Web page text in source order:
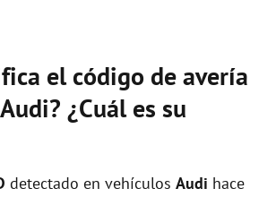
el código de avería
¿Cuál es su
detectado en vehículos Audi hace